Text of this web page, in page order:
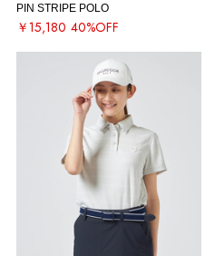
PIN STRIPE POLO
￥15,180 40%OFF